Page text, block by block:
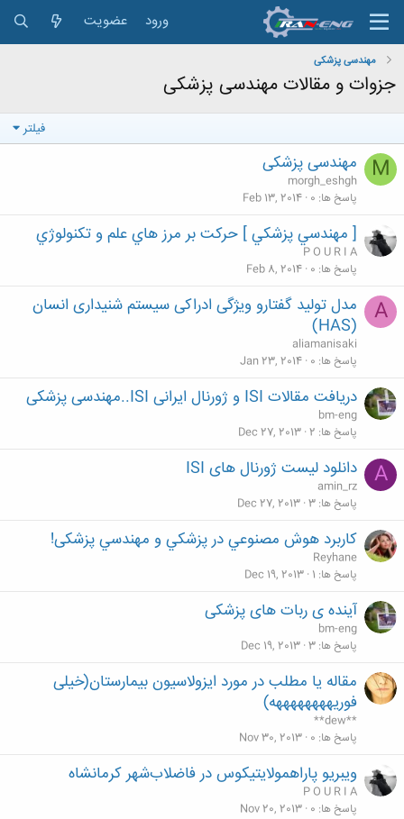
ورود عضویت
مهندسی پزشكی
جزوات و مقالات مهندسی پزشکی
فیلتر
M مهندسی پزشکی
morgh_eshgh
پاسخ ها 0
Feb 13, 2014
[ مهندسي پزشكي ] حركت بر مرز هاي علم و تكنولوژي
P O U R I A
پاسخ ها 0
Feb 8, 2014
A
مدل تولید گفتارو ویژگی ادراکی سیستم شنیداری انسان
(HAS‬)
aliamanisaki
پاسخ ها 0
Jan 23, 2014
دریافت مقالات ISI و ژورنال ایرانی ISI..مهندسی پزشکی
bm-eng
پاسخ ها 2
Dec 27, 2013
A دانلود لیست ژورنال های ISI
amin_rz
پاسخ ها 3
Dec 27, 2013
کاربرد هوش مصنوعي در پزشکي و مهندسي پزشکی!
Reyhane
پاسخ ها 1
Dec 19, 2013
آینده ی ربات های پزشکی
bm-eng
پاسخ ها 3
Dec 19, 2013
مقاله یا مطلب در مورد ایزولاسیون بیمارستان(خیلی
فوریههههههههه)
**dew**
پاسخ ها 0
Nov 30, 2013
ویبریو پاراهمولایتیکوس در فاضلاب‌شهر کرمانشاه
P O U R I A
پاسخ ها 0
Nov 20, 2013